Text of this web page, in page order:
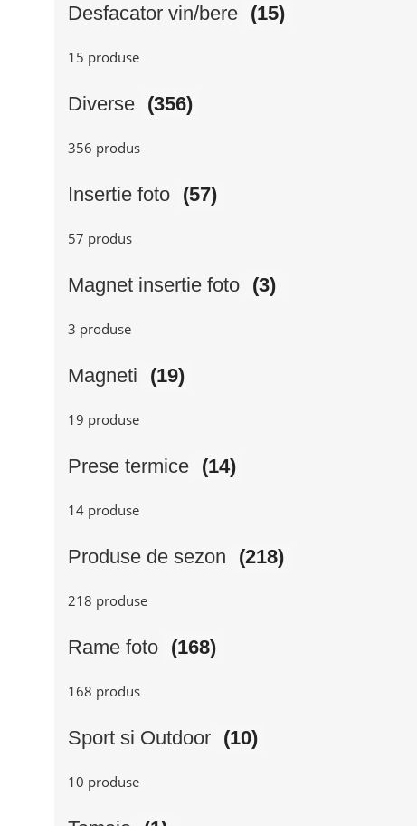
Desfacator vin/bere (15)
15 produse
Diverse (356)
356 produs
Insertie foto (57)
57 produs
Magnet insertie foto (3)
3 produse
Magneti (19)
19 produse
Prese termice (14)
14 produse
Produse de sezon (218)
218 produse
Rame foto (168)
168 produs
Sport si Outdoor (10)
10 produse